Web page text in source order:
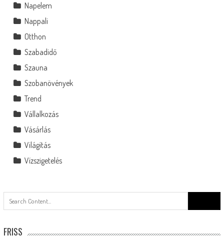
Napelem
Nappali
Otthon
Szabadidő
Szauna
Szobanövények
Trend
Vállalkozás
Vásárlás
Világítás
Vízszigetelés
for:
FRISS